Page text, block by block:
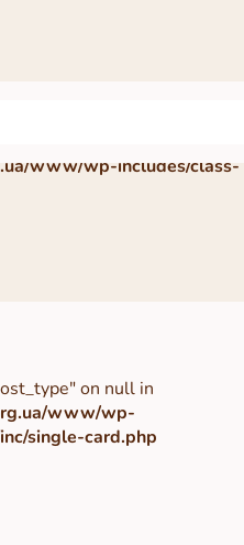
www/wp-includes/class-
on null in
www/wp-
single-card.php